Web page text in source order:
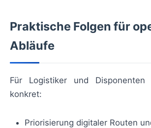
Praktische Folgen für
Abläufe
Für Logistiker und Disponenten
konkret:
Priorisierung digitaler Routen